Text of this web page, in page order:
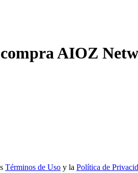
AIOZ
Términos de Uso y la Política de